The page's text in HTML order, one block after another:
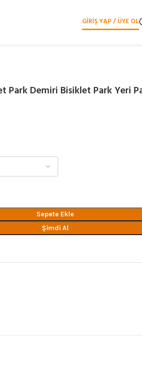
GIRIŞ YAP / ÜYE OL
Park Demiri Bisiklet Park Yeri
Sepete Ekle
Şimdi Al